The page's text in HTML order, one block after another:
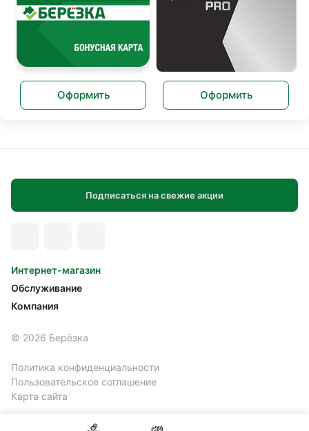
Оформить Оформить
Подписаться на свежие акции
Интернет-магазин
Обслуживание
Компания
© 2026 Берёзка
Политика конфиденциальности
Пользовательское соглашение
Карта сайта